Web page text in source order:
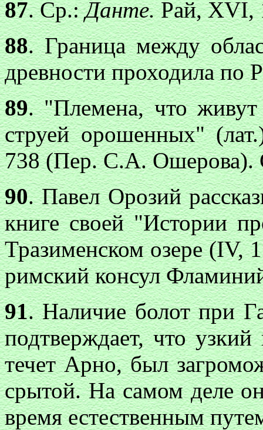
87. Ср.:Данте.Рай, XVI,
88. Граница между
древности проходила по
89. "Племена, что
струей орошенных"
738 (Пер. С.А. Ошерова).
90. Павел Орозий
книге своей "Истории
Тразименском озере (IV,
римский консул
91. Наличие болот при
подтверждает, что
течет Арно, был
срытой. На самом деле
время естественным